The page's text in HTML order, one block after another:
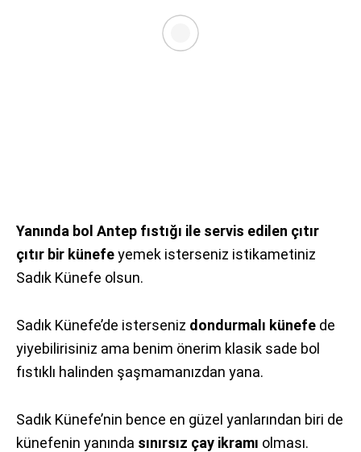
Yanında bol Antep fıstığı ile servis edilen çıtır
çıtır bir künefeyemek isterseniz istikametiniz
Sadık Künefe olsun.
Sadık Künefe’de isterseniz dondurmalı künefe de
yiyebilirisiniz ama benim önerim klasik sade bol
fıstıklı halinden şaşmamanızdan yana.
Sadık Künefe’nin bence en güzel yanlarından biri de
künefenin yanında sınırsız çay ikramı olması.